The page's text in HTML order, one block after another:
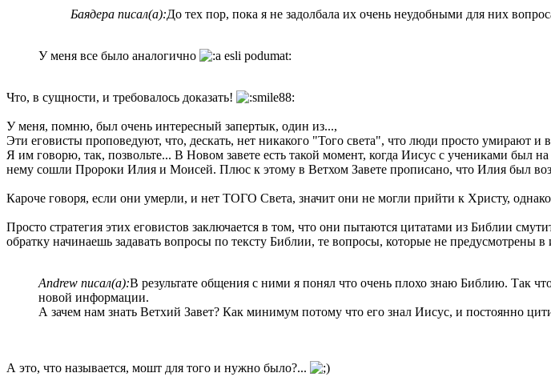
Баядера писал(а):До тех пор, пока я не задолбала их очень неудобными для них
У меня все было аналогично
Что, в сущности, и требовалось доказать!
У меня, помню, был очень интересный запертык, один из...,
Эти еговисты проповедуют, что, дескать, нет никакого "Того света", что люди просто умирают и
Я им говорю, так, позвольте... В Новом завете есть такой момент, когда Иисус с учениками
нему сошли Пророки Илия и Моисей. Плюс к этому в Ветхом Завете прописано, что Илия был
Кароче говоря, если они умерли, и нет ТОГО Света, значит они не могли прийти к Христу,
Просто стратегия этих еговистов заключается в том, что они пытаются цитатами из Библии
обратку начинаешь задавать вопросы по тексту Библии, те вопросы, которые не предусмотрены
Andrew писал(а):В результате общения с ними я понял что очень плохо знаю Библию. Так
новой информации.
А зачем нам знать Ветхий Завет? Как минимум потому что его знал Иисус, и постоянно
А это, что называется, мошт для того и нужно было?...